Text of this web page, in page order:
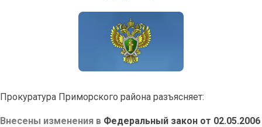
Прокуратура Приморского района разъясняет:
Внесены изменения в Федеральный закон от 02.05.2006